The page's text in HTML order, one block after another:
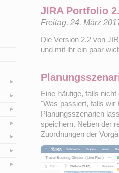
JIRA Portfolio
Freitag, 24. März
Die Version 2.2 von
und mit ihr ein paar
Eine häufige, falls
"Was passiert, falls wir
Planungsszenarien
speichern. Neben der
Zuordnungen der